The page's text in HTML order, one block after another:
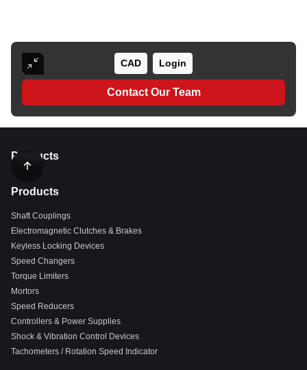
CAD Login
Contact Our Team
Products
Products
Shaft Couplings
Electromagnetic Clutches & Brakes
Keyless Locking Devices
Speed Changers
Torque Limiters
Mortors
Speed Reducers
Controllers & Power Supplies
Shock & Vibration Control Devices
Tachometers / Rotation Speed Indicator